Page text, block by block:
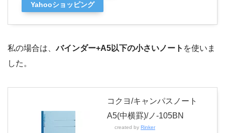
Yahooショッピング
私の場合は、バインダー+A5以下の小さいノート を使いま
した。
コクヨ/キャンパスノート
A5(中横罫)/ノ-105BN
created by Rinker